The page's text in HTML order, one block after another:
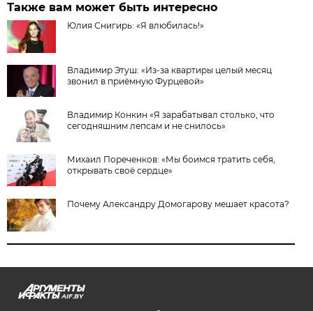
Также вам может быть интересно
Юлия Снигирь: «Я влюбилась!»
Владимир Этуш: «Из-за квартиры целый месяц
звонил в приёмную Фурцевой»
Владимир Конкин «Я зарабатывал столько, что
сегодняшним лепсам и не снилось»
Михаил Пореченков: «Мы боимся тратить себя,
открывать своё сердце»
Почему Александру Домогарову мешает красота?
AIF.BY